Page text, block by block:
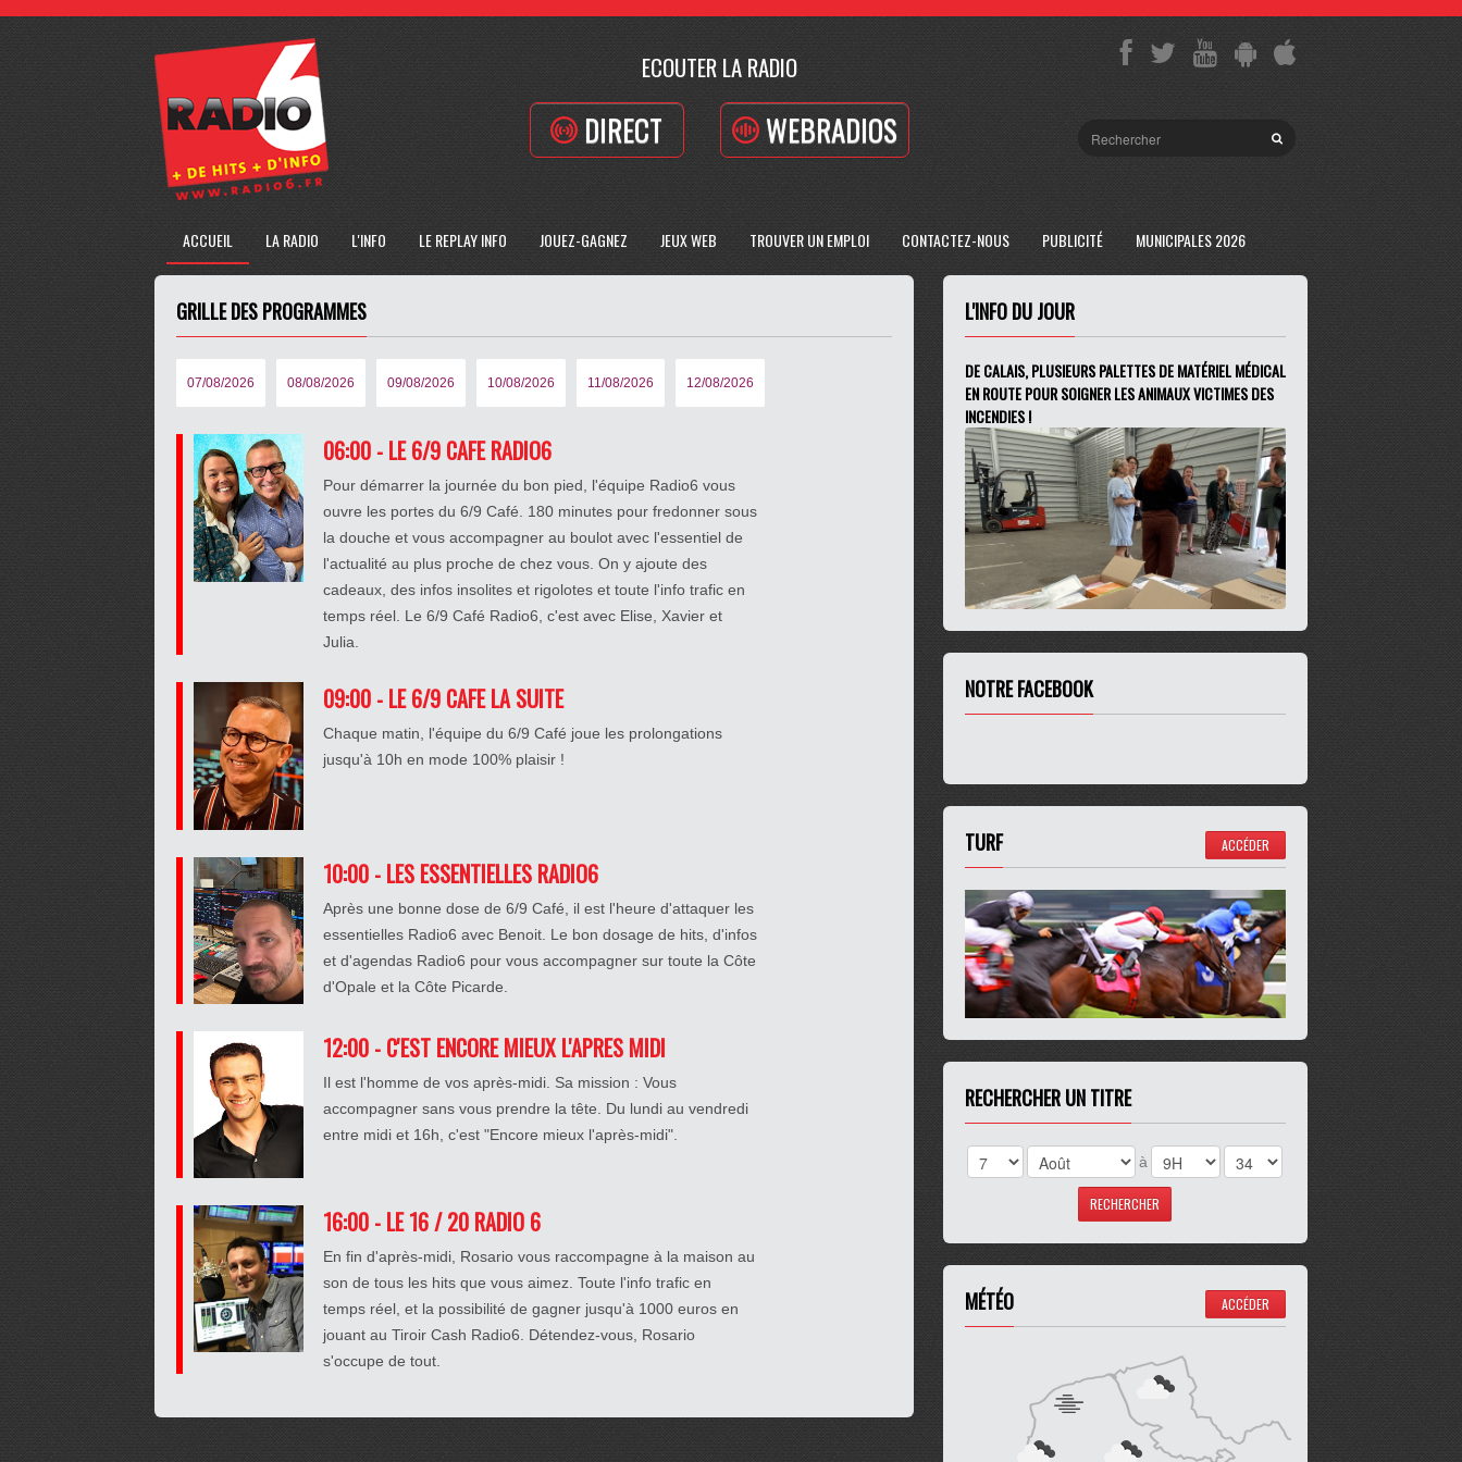
ECOUTER LA RADIO
DIRECT WEBRADIOS
ACCUEIL LA RADIO L'INFO LE REPLAY INFO JOUEZ-GAGNEZ JEUX WEB TROUVER UN EMPLOI CONTACTEZ-NOUS PUBLICITÉ MUNICIPALES 2026
GRILLE DES PROGRAMMES
07/08/2026 08/08/2026 09/08/2026 10/08/2026 11/08/2026 12/08/2026
06:00 - LE 6/9 CAFE RADIO6
Pour démarrer la journée du bon pied, l'équipe Radio6 vous
ouvre les portes du 6/9 Café. 180 minutes pour fredonner sous
la douche et vous accompagner au boulot avec l'essentiel de
l'actualité au plus proche de chez vous. On y ajoute des
cadeaux, des infos insolites et rigolotes et toute l'info trafic en
temps réel. Le 6/9 Café Radio6, c'est avec Elise, Xavier et
Julia.
09:00 - LE 6/9 CAFE LA SUITE
Chaque matin, l'équipe du 6/9 Café joue les prolongations
jusqu'à 10h en mode 100% plaisir !
10:00 - LES ESSENTIELLES RADIO6
Après une bonne dose de 6/9 Café, il est l'heure d'attaquer les
essentielles Radio6 avec Benoit. Le bon dosage de hits, d'infos
et d'agendas Radio6 pour vous accompagner sur toute la Côte
d'Opale et la Côte Picarde.
12:00 - C'EST ENCORE MIEUX L'APRES MIDI
Il est l'homme de vos après-midi. Sa mission : Vous
accompagner sans vous prendre la tête. Du lundi au vendredi
entre midi et 16h, c'est "Encore mieux l'après-midi".
16:00 - LE 16 / 20 RADIO 6
En fin d'après-midi, Rosario vous raccompagne à la maison au
son de tous les hits que vous aimez. Toute l'info trafic en
temps réel, et la possibilité de gagner jusqu'à 1000 euros en
jouant au Tiroir Cash Radio6. Détendez-vous, Rosario
s'occupe de tout.
L'INFO DU JOUR
DE CALAIS, PLUSIEURS PALETTES DE MATÉRIEL MÉDICAL
EN ROUTE POUR SOIGNER LES ANIMAUX VICTIMES DES
INCENDIES !
NOTRE FACEBOOK
TURF ACCÉDER
RECHERCHER UN TITRE
à
MÉTÉO ACCÉDER